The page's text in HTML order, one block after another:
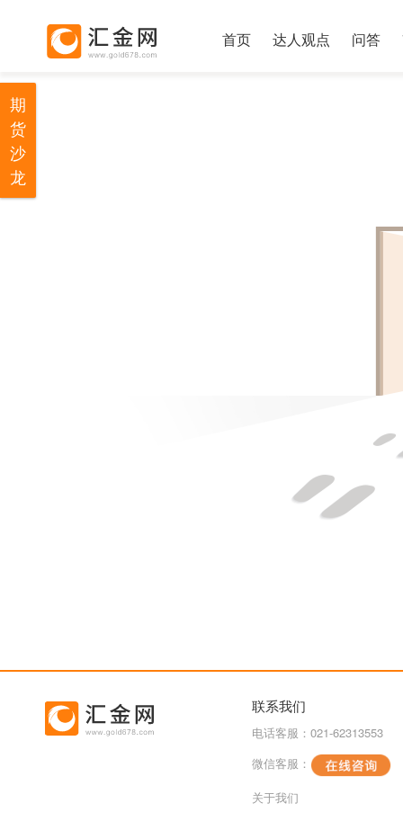
首页 达人观点 问答
联系我们
电话客服：021-62313553
微信客服：
关于我们
期
货
沙
龙